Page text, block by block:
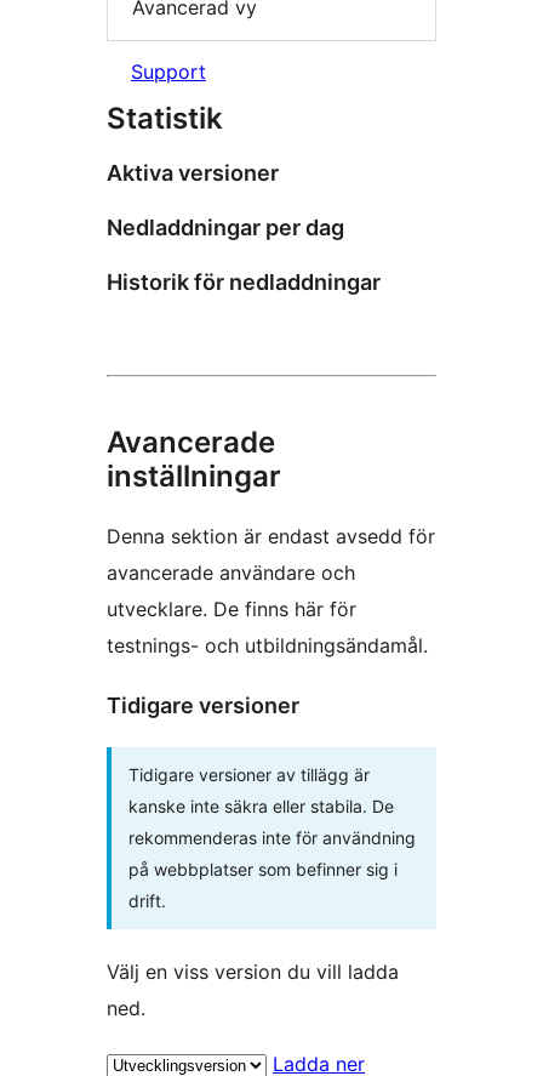
Avancerad vy
Support
Statistik
Aktiva versioner
Nedladdningar per dag
Historik för nedladdningar
Avancerade
inställningar
Denna sektion är endast avsedd för
avancerade användare och
utvecklare. De finns här för
testnings- och utbildningsändamål.
Tidigare versioner
Tidigare versioner av tillägg är
kanske inte säkra eller stabila. De
rekommenderas inte för användning
på webbplatser som befinner sig i
drift.
Välj en viss version du vill ladda
ned.
Ladda ner